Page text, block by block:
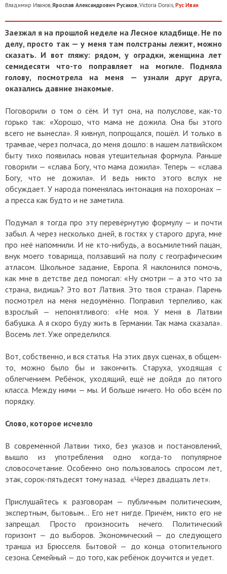
Владимир Иванов,Ярослав Александрович Русаков,Victoria Dorais,Рус Иван
Заезжал я на прошлой неделе на Лесное кладбище. Не по
делу, просто так — у меня там полстраны лежит, можно
сказать. И вот гляжу: рядом, у оградки, женщина лет
семидесяти что-то поправляет на могиле. Подняла
голову, посмотрела на меня — узнали друг друга,
оказались давние знакомые.
Поговорили о том о сём. И тут она, на полуслове, как-то
горько так: «Хорошо, что мама не дожила. Она бы этого
всего не вынесла». Я кивнул, попрощался, пошёл. И только в
трамвае, через полчаса, до меня дошло: в нашем латвийском
быту тихо появилась новая утешительная формула. Раньше
говорили — «слава Богу, что мама дожила». Теперь — «слава
Богу, что не дожила». И ведь никто этого вслух не
обсуждает. У народа поменялась интонация на похоронах —
а пресса как будто и не заметила.
Подумал я тогда про эту перевёрнутую формулу — и почти
забыл. А через несколько дней, в гостях у старого друга, мне
про неё напомнили. И не кто-нибудь, а восьмилетний пацан,
внук моего товарища, ползавший на полу с географическим
атласом. Школьное задание, Европа. Я наклонился помочь,
как мне в детстве дед помогал: «Ну смотри — а это что за
страна, видишь? Это вот Латвия. Это твоя страна». Парень
посмотрел на меня недоумённо. Поправил терпеливо, как
взрослый — непонятливого: «Не моя. У меня в Латвии
бабушка. А я скоро буду жить в Германии. Так мама сказала».
Восемь лет. Уже определился.
Вот, собственно, и вся статья. На этих двух сценах, в общем-
то, можно было бы и закончить. Старуха, уходящая с
облегчением. Ребёнок, уходящий, ещё не дойдя до пятого
класса. Между ними — мы. И больше ничего. Но обо всём по
порядку.
Слово, которое исчезло
В современной Латвии тихо, без указов и постановлений,
вышло из употребления одно когда-то популярное
словосочетание. Особенно оно пользовалось спросом лет,
этак, сорок-пятьдесят тому назад. «Через двадцать лет».
Прислушайтесь к разговорам — публичным политическим,
экспертным, бытовым... Его нет нигде. Причём, никто его не
запрещал. Просто произносить нечего. Политический
горизонт — до выборов. Экономический — до следующего
транша из Брюсселя. Бытовой — до конца отопительного
сезона. Семейный — до того, как ребёнок доучится и уедет.